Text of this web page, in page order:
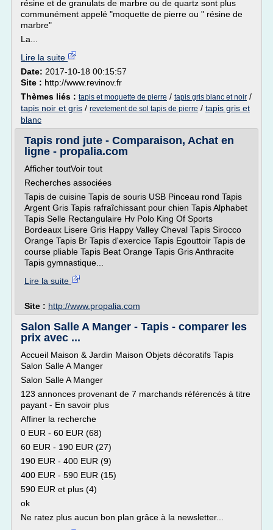
résine et de granulats de marbre ou de quartz sont plus
communément appelé "moquette de pierre ou " résine de
marbre"
La...
Lire la suite
Date: 2017-10-18 00:15:57
Site : http://www.revinov.fr
Thèmes liés : tapis et moquette de pierre / tapis gris blanc et noir /
tapis noir et gris / revetement de sol tapis de pierre / tapis gris et
blanc
Tapis rond jute - Comparaison, Achat en
ligne - propalia.com
Afficher toutVoir tout
Recherches associées
Tapis de cuisine Tapis de souris USB Pinceau rond Tapis
Argent Gris Tapis rafraîchissant pour chien Tapis Alphabet
Tapis Selle Rectangulaire Hv Polo King Of Sports
Bordeaux Lisere Gris Happy Valley Cheval Tapis Sirocco
Orange Tapis Br Tapis d'exercice Tapis Egouttoir Tapis de
course pliable Tapis Beat Orange Tapis Gris Anthracite
Tapis gymnastique...
Lire la suite
Site : http://www.propalia.com
Salon Salle A Manger - Tapis - comparer les
prix avec ...
Accueil Maison & Jardin Maison Objets décoratifs Tapis
Salon Salle A Manger
Salon Salle A Manger
123 annonces provenant de 7 marchands référencés à titre
payant - En savoir plus
Affiner la recherche
0 EUR - 60 EUR (68)
60 EUR - 190 EUR (27)
190 EUR - 400 EUR (9)
400 EUR - 590 EUR (15)
590 EUR et plus (4)
ok
Ne ratez plus aucun bon plan grâce à la newsletter...